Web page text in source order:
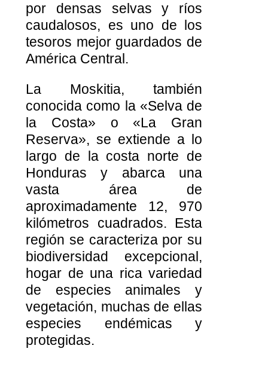
por densas selvas y ríos
caudalosos, es uno de los
tesoros mejor guardados de
América Central.
La Moskitia, también
conocida como la «Selva de
la Costa» o «La Gran
Reserva», se extiende a lo
largo de la costa norte de
Honduras y abarca una
vasta área de
aproximadamente 12, 970
kilómetros cuadrados. Esta
región se caracteriza por su
biodiversidad excepcional,
hogar de una rica variedad
de especies animales y
vegetación, muchas de ellas
especies endémicas y
protegidas.